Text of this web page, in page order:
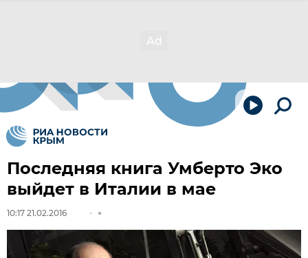
Последняя книга Умберто Эко
выйдет в Италии в мае
10:17 21.02.2016